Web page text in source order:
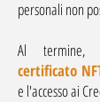
personali non
Al termine,
certificato
e l'accesso ai